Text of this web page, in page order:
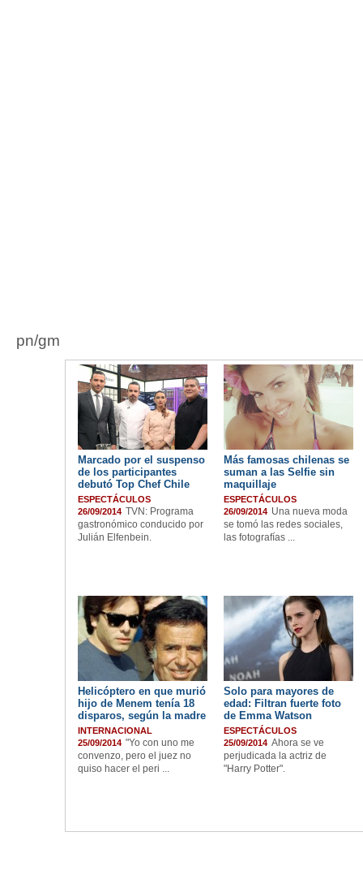
pn/gm
Marcado por el suspenso
de los participantes
debutó Top Chef Chile
ESPECTÁCULOS
26/09/2014 TVN: Programa
gastronómico conducido por
Julián Elfenbein.
Más famosas chilenas se
suman a las Selfie sin
maquillaje
ESPECTÁCULOS
26/09/2014 Una nueva moda
se tomó las redes sociales,
las fotografías ...
Helicóptero en que murió
hijo de Menem tenía 18
disparos, según la madre
INTERNACIONAL
25/09/2014 "Yo con uno me
convenzo, pero el juez no
quiso hacer el peri ...
Solo para mayores de
edad: Filtran fuerte foto
de Emma Watson
ESPECTÁCULOS
25/09/2014 Ahora se ve
perjudicada la actriz de
"Harry Potter".